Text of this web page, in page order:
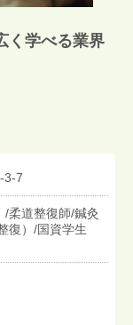
く学べる業界
3-7
/柔道整復師/鍼灸
復）/国資学生